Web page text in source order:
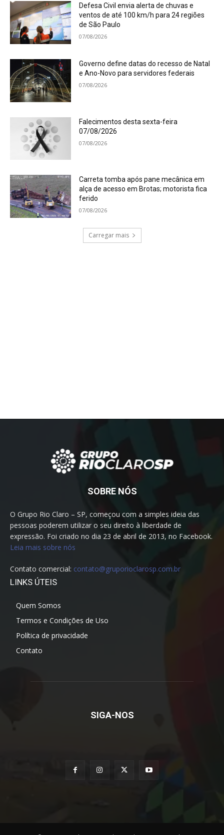
Defesa Civil envia alerta de chuvas e
ventos de até 100 km/h para 24 regiões
de São Paulo
07/08/2026
Governo define datas do recesso de Natal
e Ano-Novo para servidores federais
07/08/2026
Falecimentos desta sexta-feira
07/08/2026
07/08/2026
Carreta tomba após pane mecânica em
alça de acesso em Brotas; motorista fica
ferido
07/08/2026
Carregar mais
SOBRE NÓS
O Grupo Rio Claro – SP, começou com a simples ideia das
pessoas poderem utilizar o seu direito à liberdade de
expressão. Foi criado no dia 23 de abril de 2013, no Facebook.
Leia mais sobre nós
Contato comercial: contato@gruporioclarosp.com.br
LINKS ÚTEIS
Quem Somos
Termos e Condições de Uso
Política de privacidade
Contato
SIGA-NOS